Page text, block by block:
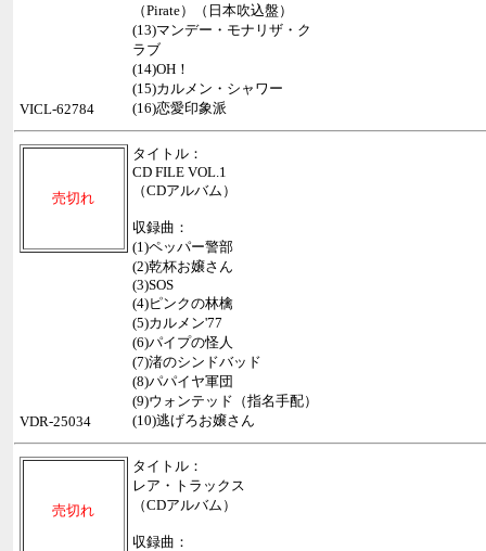
（Pirate）（日本吹込盤）
(13)マンデー・モナリザ・ク
ラブ
(14)OH！
(15)カルメン・シャワー
(16)恋愛印象派
VICL-62784
売切れ
タイトル：
CD FILE VOL.1
（CDアルバム）
収録曲：
(1)ペッパー警部
(2)乾杯お嬢さん
(3)SOS
(4)ピンクの林檎
(5)カルメン'77
(6)パイプの怪人
(7)渚のシンドバッド
(8)パパイヤ軍団
(9)ウォンテッド（指名手配）
(10)逃げろお嬢さん
VDR-25034
売切れ
タイトル：
レア・トラックス
（CDアルバム）
収録曲：